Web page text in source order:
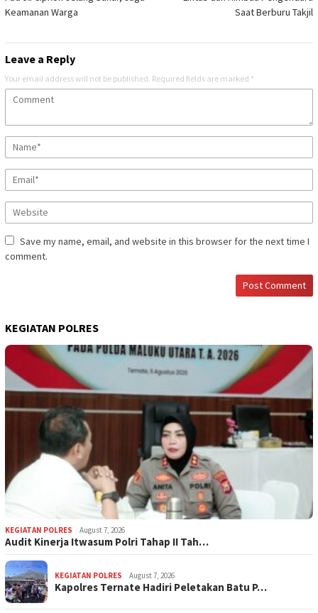
Keamanan Warga
Saat Berburu Takjil
Leave a Reply
Your email address will not be published. Required fields are marked *
Save my name, email, and website in this browser for the next time I
comment.
KEGIATAN POLRES
KEGIATAN POLRES August 7, 2026
Audit Kinerja Itwasum Polri Tahap II Tah…
KEGIATAN POLRES August 7, 2026
Kapolres Ternate Hadiri Peletakan Batu P…